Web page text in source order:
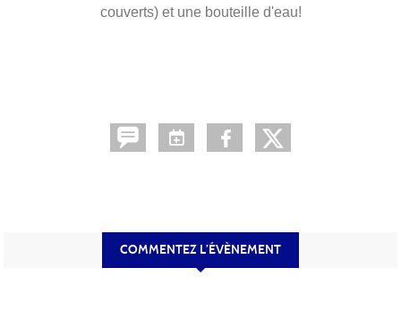
couverts) et une bouteille d'eau!
COMMENTEZ L’ÉVÈNEMENT